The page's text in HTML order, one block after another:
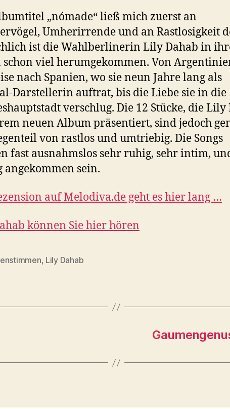
„nómade“ ließ mich zuerst an
Umherirrende und an Rastlosigkeit
ist die Wahlberlinerin Lily Dahab in
schon viel herumgekommen. Von
nach Spanien, wo sie neun Jahre lang als
Darstellerin auftrat, bis die Liebe sie in die
verschlug. Die 12 Stücke, die Lily
neuen Album präsentiert, sind jedoch
von rastlos und umtriebig. Die Songs
fast ausnahmslos sehr ruhig, sehr intim,
angekommen sein.
auf Melodiva.de geht es hier lang …
können Sie hier hören
, Lily Dahab